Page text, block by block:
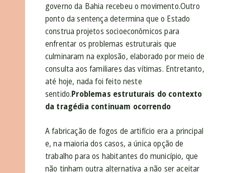
governo da Bahia recebeu o movimento.Outro
ponto da sentença determina que o Estado
construa projetos socioeconômicos para
enfrentar os problemas estruturais que
culminaram na explosão, elaborado por meio de
consulta aos familiares das vítimas. Entretanto,
até hoje, nada foi feito neste
sentido.Problemas estruturais do contexto
da tragédia continuam ocorrendo
A fabricação de fogos de artifício era a principal
e, na maioria dos casos, a única opção de
trabalho para os habitantes do município, que
não tinham outra alternativa a não ser aceitar